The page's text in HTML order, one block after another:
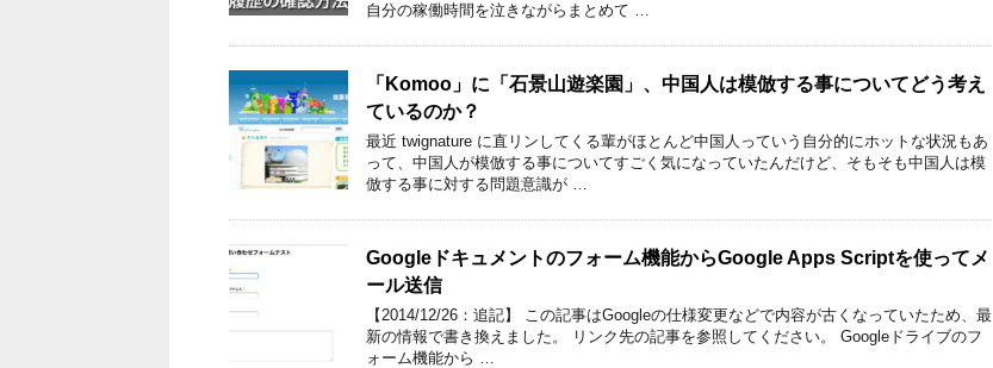
自分の稼働時間を泣きながらまとめて …
「Komoo」に「石景山遊楽園」、中国人は模倣する事についてどう考え
ているのか？
最近 twignature に直リンしてくる輩がほとんど中国人っていう自分的にホットな状況もあ
って、中国人が模倣する事についてすごく気になっていたんだけど、そもそも中国人は模
倣する事に対する問題意識が …
Googleドキュメントのフォーム機能からGoogle Apps Scriptを使ってメ
ール送信
【2014/12/26：追記】 この記事はGoogleの仕様変更などで内容が古くなっていたため、最
新の情報で書き換えました。 リンク先の記事を参照してください。 Googleドライブのフ
ォーム機能から …